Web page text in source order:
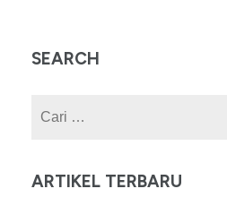
SEARCH
ARTIKEL TERBARU